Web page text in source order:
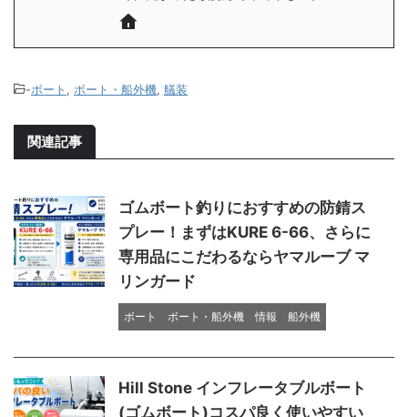
-ボート , ボート・船外機, 艤装
関連記事
ゴムボート釣りにおすすめの防錆ス
プレー！まずはKURE 6-66、さらに
専用品にこだわるならヤマルーブ マ
リンガード
ボート ボート・船外機 情報 船外機
Hill Stone インフレータブルボート
(ゴムボート)コスパ良く使いやすい